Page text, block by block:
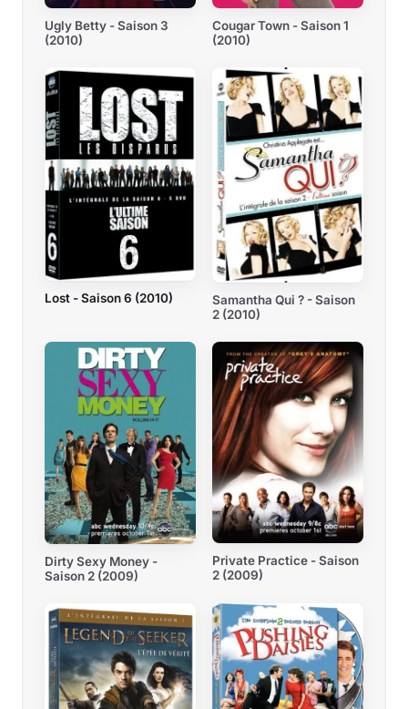
Ugly Betty - Saison 3
(2010)
Cougar Town - Saison 1
(2010)
Lost - Saison 6 (2010)
Samantha Qui ? - Saison
2 (2010)
Dirty Sexy Money -
Saison 2 (2009)
Private Practice - Saison
2 (2009)